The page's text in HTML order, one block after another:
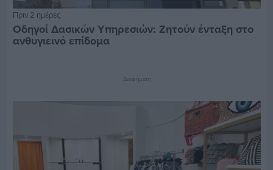
Πριν 2 ημέρες
Οδηγοί Δασικών Υπηρεσιών: Ζητούν ένταξη στο
ανθυγιεινό επίδομα
Διαφήμιση